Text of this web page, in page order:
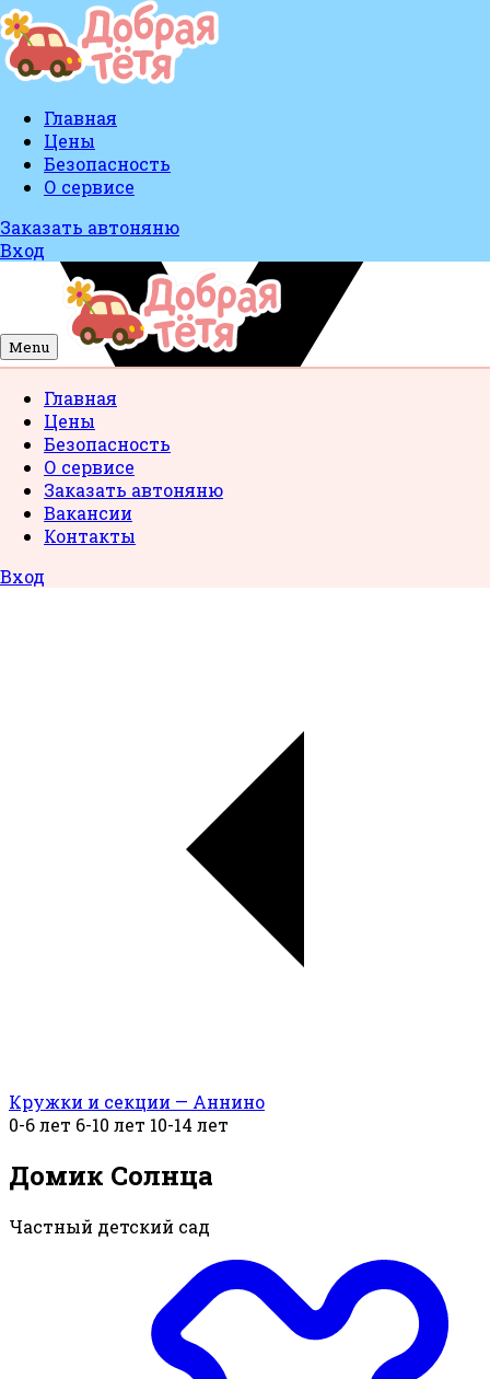
Главная
Цены
Безопасность
О сервисе
Заказать автоняню
Вход
Menu
Главная
Цены
Безопасность
О сервисе
Заказать автоняню
Вакансии
Контакты
Вход
Кружки и секции — Аннино
0-6 лет 6-10 лет 10-14 лет
Домик Солнца
Частный детский сад